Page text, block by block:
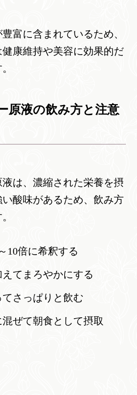
富に含まれているため、
康維持や美容に効果的だ
原液の飲み方と注意
は、濃縮された栄養を摂
酸味があるため、飲み方
10倍に希釈する
てまろやかにする
さっぱりと飲む
ぜて朝食として摂取